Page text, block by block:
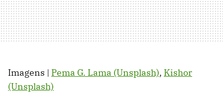
Imagens | Pema G. Lama (Unsplash), Kishor
(Unsplash)